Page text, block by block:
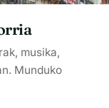
musika,
Munduko